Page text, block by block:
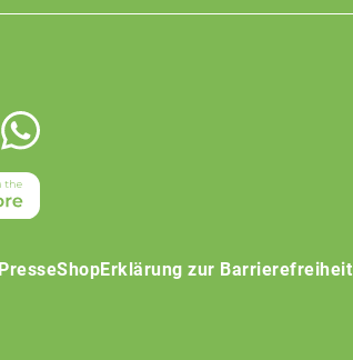
PresseShopErklärung zur Barrierefreiheit